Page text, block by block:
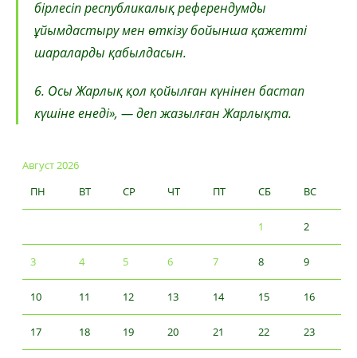
бірлесіп республикалық референдумды
ұйымдастыру мен өткізу бойынша қажетті
шараларды қабылдасын.
6. Осы Жарлық қол қойылған күнінен бастап
күшіне енеді», — деп жазылған Жарлықта.
Август 2026
ПН
ВТ СР ЧТ ПТ СБ ВС
1 2
3 4 5 6 7 8 9
10 11 12 13 14 15 16
17 18 19 20 21 22 23